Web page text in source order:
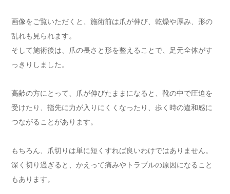
画像をご覧いただくと、施術前は爪が伸び、乾燥や厚み、形の
乱れも見られます。
そして施術後は、爪の長さと形を整えることで、足元全体がす
っきりしました。
高齢の方にとって、爪が伸びたままになると、靴の中で圧迫を
受けたり、指先に力が入りにくくなったり、歩く時の違和感に
つながることがあります。
もちろん、爪切りは単に短くすれば良いわけではありません。
深く切り過ぎると、かえって痛みやトラブルの原因になること
もあります。